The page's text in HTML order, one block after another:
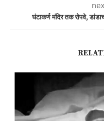
घंटाकर्ण मंदिर तक रोपवे,